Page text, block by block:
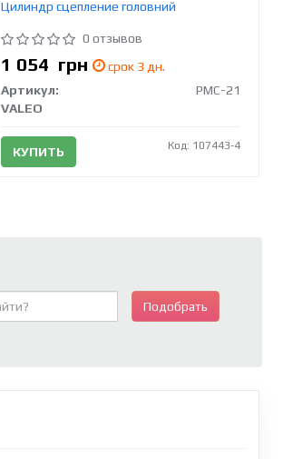
Цилиндр сцепление головний
0 отзывов
1 054 грн
срок 3 дн.
Артикул:
PMC-21
VALEO
КУПИТЬ Код: 107443-4
Подобрать